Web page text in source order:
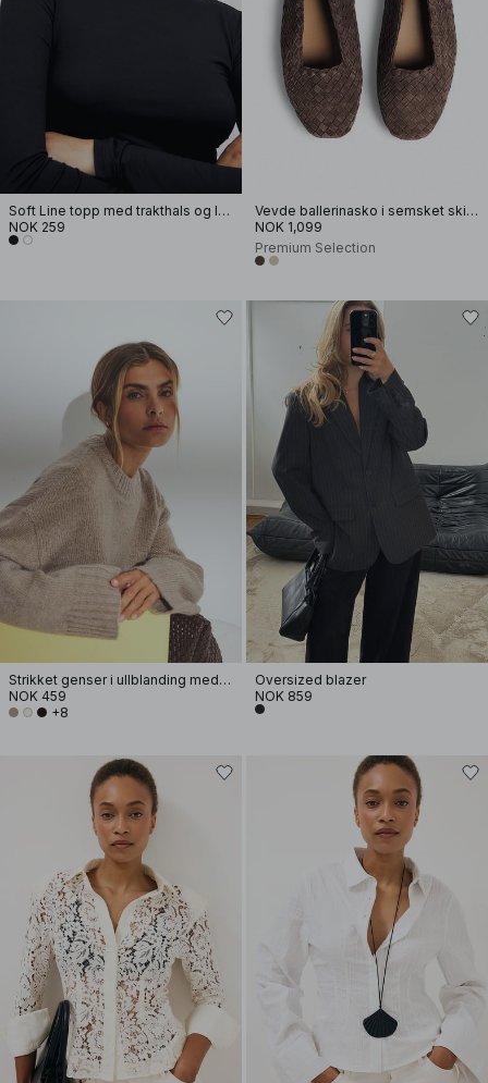
Soft Line topp med trakthals og lange ermer
NOK 259
Vevde ballerinasko i semsket skinn
NOK 1,099
Premium Selection
Strikket genser i ullblanding med rund hals
NOK 459
+8
Oversized blazer
NOK 859